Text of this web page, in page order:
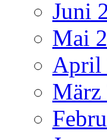
Juni
Mai
April
März